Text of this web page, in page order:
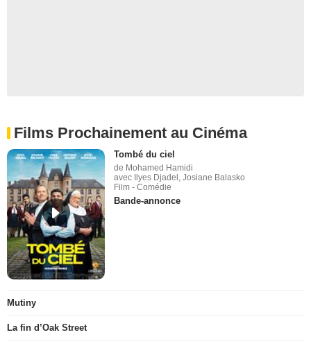
Films Prochainement au Cinéma
Tombé du ciel
de Mohamed Hamidi
avec Ilyes Djadel, Josiane Balasko
Film - Comédie
Bande-annonce
Mutiny
La fin d’Oak Street